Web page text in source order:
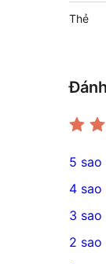
Thẻ
2
5-
star
reviews
5 sao
4-
star
4 sao
0
3-
3 sao
2 sao